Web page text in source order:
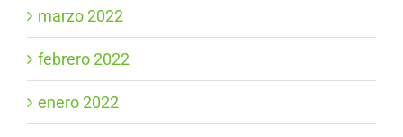
marzo 2022
febrero 2022
enero 2022